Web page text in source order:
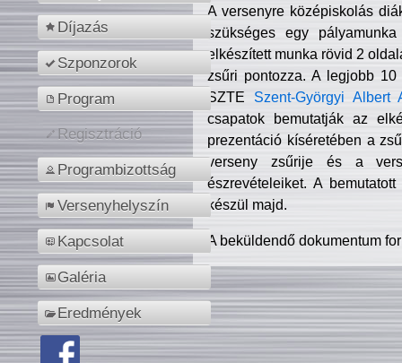
Díjazás
Szponzorok
Program
Regisztráció
Programbizottság
Versenyhelyszín
Kapcsolat
Galéria
Eredmények
A versenyre középiskolás
szükséges egy
elkészített munka rövid 2
zsűri pontozza. A legjobb
SZTE Szent-Györgyi Albert
csapatok bemutatják az
prezentáció kíséretében a
verseny zsűrije és a
észrevételeiket. A
készül majd.
A beküldendő dokumentum